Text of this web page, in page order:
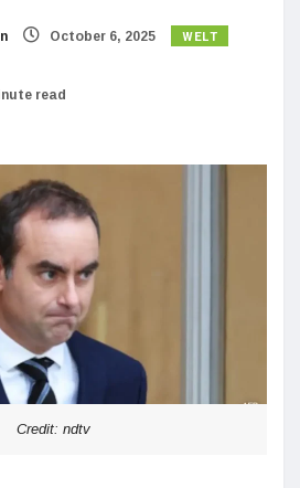
October 6, 2025 WELT
read
Credit: ndtv